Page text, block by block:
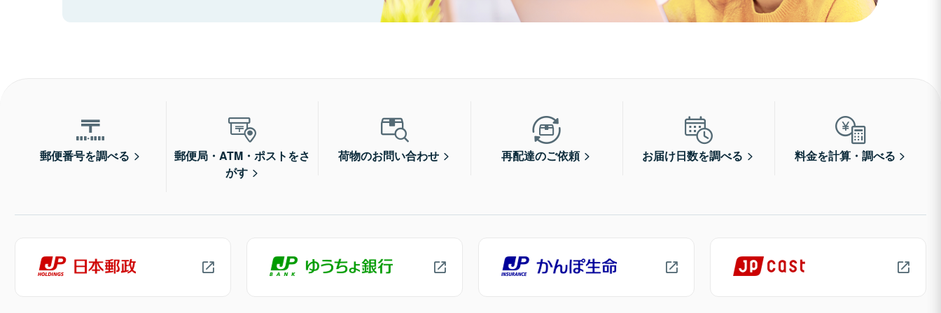
郵便番号を調べる
郵便局・ATM・ポストをさ
がす
荷物のお問い合わせ 再配達のご依頼 お届け日数を調べる 料金を計算・調べる